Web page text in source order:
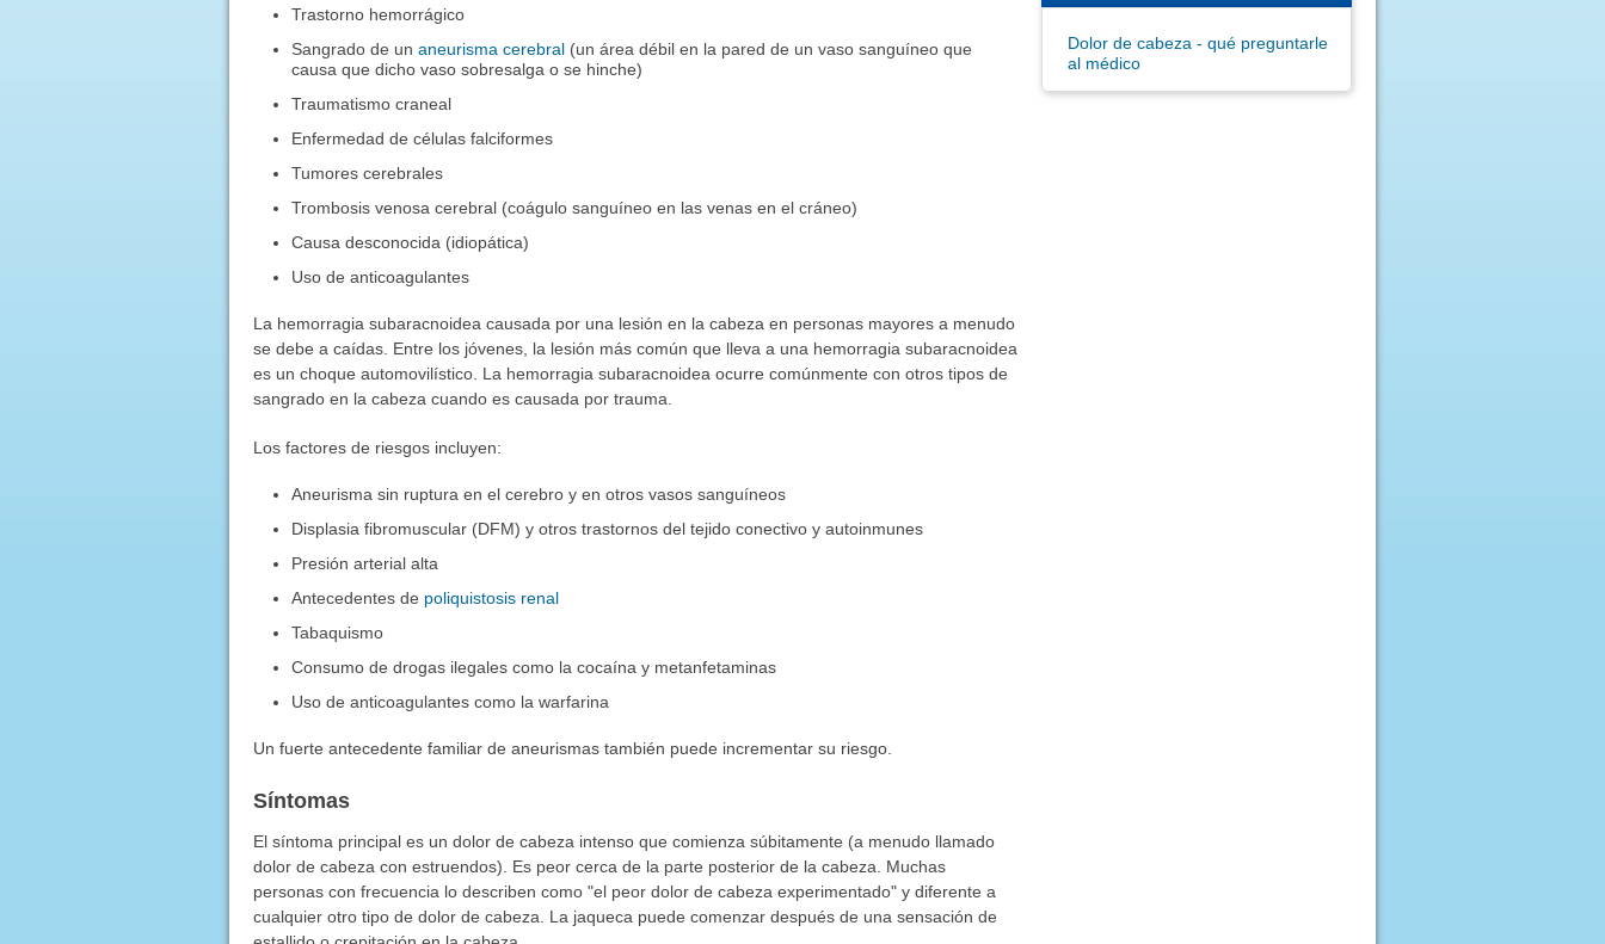
Trastorno hemorrágico
Sangrado de unaneurisma cerebral (un área débil en la pared de un vaso sanguíneo que
causa que dicho vaso sobresalga o se hinche)
Traumatismo craneal
Enfermedad de células falciformes
Tumores cerebrales
Trombosis venosa cerebral (coágulo sanguíneo en las venas en el cráneo)
Causa desconocida (idiopática)
Uso de anticoagulantes
La hemorragia subaracnoidea causada por una lesión en la cabeza en personas mayores a menudo
se debe a caídas. Entre los jóvenes, la lesión más común que lleva a una hemorragia subaracnoidea
es un choque automovilístico. La hemorragia subaracnoidea ocurre comúnmente con otros tipos de
sangrado en la cabeza cuando es causada por trauma.
Los factores de riesgos incluyen:
Aneurisma sin ruptura en el cerebro y en otros vasos sanguíneos
Displasia fibromuscular (DFM) y otros trastornos del tejido conectivo y autoinmunes
Presión arterial alta
Antecedentes de poliquistosis renal
Tabaquismo
Consumo de drogas ilegales como la cocaína y metanfetaminas
Uso de anticoagulantes como la warfarina
Un fuerte antecedente familiar de aneurismas también puede incrementar su riesgo.
Síntomas
El síntoma principal es un dolor de cabeza intenso que comienza súbitamente (a menudo llamado
dolor de cabeza con estruendos). Es peor cerca de la parte posterior de la cabeza. Muchas
personas con frecuencia lo describen como "el peor dolor de cabeza experimentado" y diferente a
cualquier otro tipo de dolor de cabeza. La jaqueca puede comenzar después de una sensación de
Dolor de cabeza - qué preguntarle
al médico